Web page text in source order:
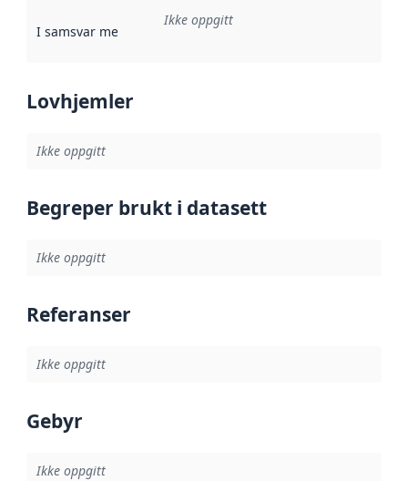
I samsvar med Referanse til en implementasjonsregel
Ikke oppgitt
Lovhjemler
Ikke oppgitt
Begreper brukt i datasett
Ikke oppgitt
Referanser
Ikke oppgitt
Gebyr
Ikke oppgitt